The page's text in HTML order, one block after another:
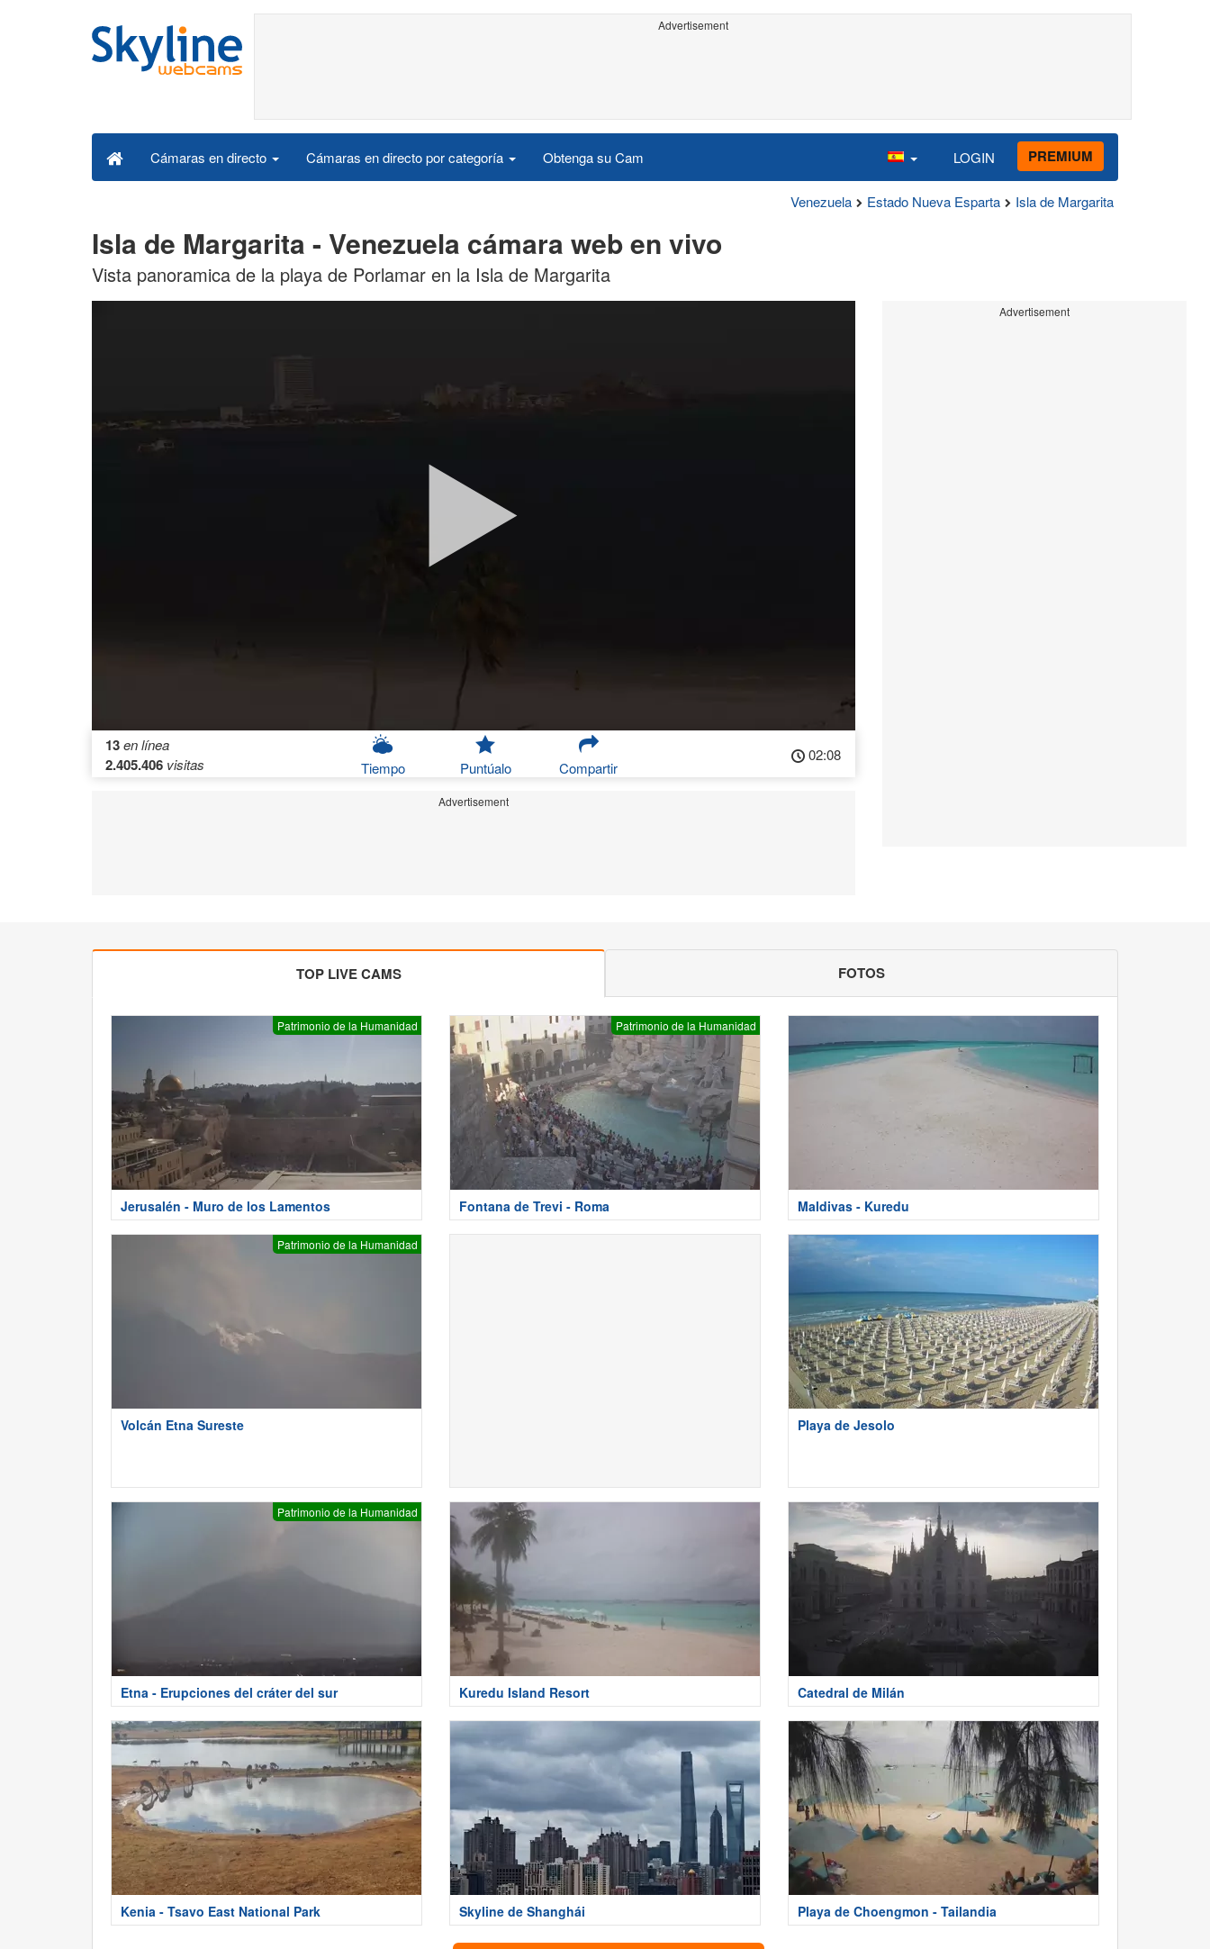
Advertisement
Cámaras en directo Cámaras en directo por categoría Obtenga su Cam LOGIN PREMIUM
Venezuela Estado Nueva Esparta Isla de Margarita
Isla de Margarita - Venezuela cámara web en vivo
Vista panoramica de la playa de Porlamar en la Isla de Margarita
13en línea
2.405.406 visitas Tiempo Puntúalo Compartir
02:08
Advertisement
Advertisement
TOP LIVE CAMS FOTOS
Patrimonio de la Humanidad
Jerusalén - Muro de los Lamentos
Patrimonio de la Humanidad
Fontana de Trevi - Roma Maldivas - Kuredu
Patrimonio de la Humanidad
Volcán Etna Sureste Playa de Jesolo
Patrimonio de la Humanidad
Etna - Erupciones del cráter del sur Kuredu Island Resort Catedral de Milán
Kenia - Tsavo East National Park Skyline de Shanghái Playa de Choengmon - Tailandia